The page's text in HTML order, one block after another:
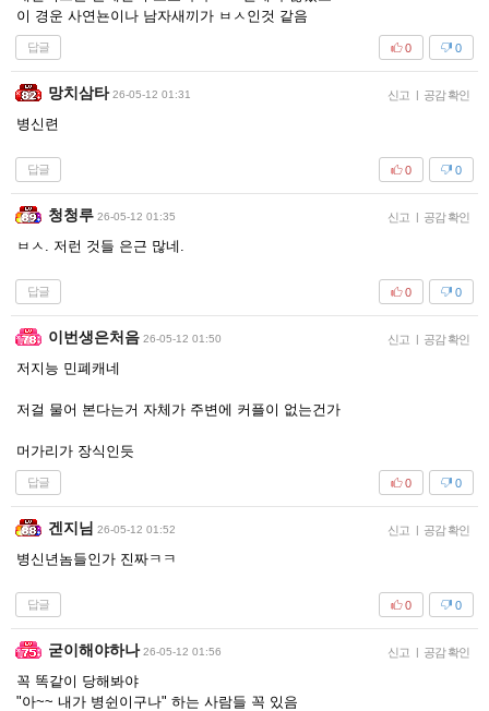
이 경운 사연뇬이나 남자새끼가 ㅂㅅ인것 같음
답글 0
0
망치삼타 26-05-12 01:31 신고 | 공감 확인
병신련
답글 0
0
청청루 26-05-12 01:35 신고 | 공감 확인
ㅂㅅ. 저런 것들 은근 많네.
답글 0
0
이번생은처음 26-05-12 01:50 신고 | 공감 확인
저지능 민폐캐네
저걸 물어 본다는거 자체가 주변에 커플이 없는건가
머가리가 장식인듯
답글 0
0
겐지님 26-05-12 01:52 신고 | 공감 확인
병신년놈들인가 진짜ㅋㅋ
답글 0
0
굳이해야하나 26-05-12 01:56 신고 | 공감 확인
꼭 똑같이 당해봐야
"아~~ 내가 병쉰이구나" 하는 사람들 꼭 있음